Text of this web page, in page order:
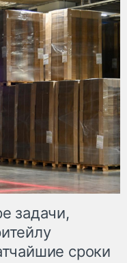
задачи,
сроки